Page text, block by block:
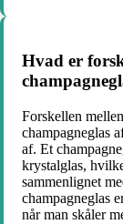
Hvad er
Forskellen
champagneglas
af. Et
krystalglas,
sammenlignet
champagneglas
når man skåler